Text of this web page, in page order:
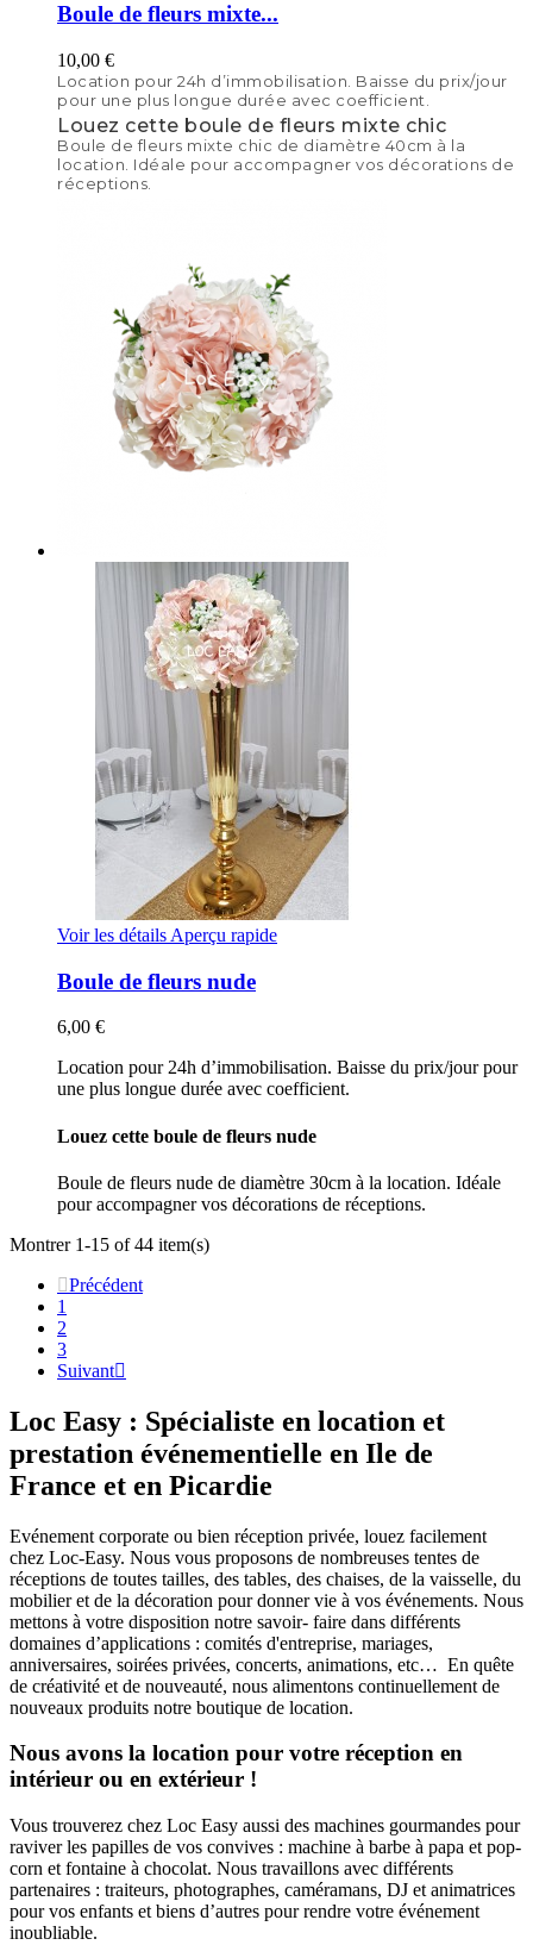
Boule de fleurs mixte...
10,00 €
Location pour 24h d’immobilisation. Baisse du prix/jour
pour une plus longue durée avec coefficient.
Louez cette boule de fleurs mixte chic
Boule de fleurs mixte chic de diamètre 40cm à la
location. Idéale pour accompagner vos décorations de
réceptions.
Voir les détails Aperçu rapide
Boule de fleurs nude
6,00 €
Location pour 24h d’immobilisation. Baisse du prix/jour pour
une plus longue durée avec coefficient.
Louez cette boule de fleurs nude
Boule de fleurs nude de diamètre 30cm à la location. Idéale
pour accompagner vos décorations de réceptions.
Montrer 1-15 of 44 item(s)
Précédent
1
2
3
Suivant
Loc Easy : Spécialiste en location et
prestation événementielle en Ile de
France et en Picardie
Evénement corporate ou bien réception privée, louez facilement
chez Loc-Easy. Nous vous proposons de nombreuses tentes de
réceptions de toutes tailles, des tables, des chaises, de la vaisselle, du
mobilier et de la décoration pour donner vie à vos événements. Nous
mettons à votre disposition notre savoir- faire dans différents
domaines d’applications : comités d'entreprise, mariages,
anniversaires, soirées privées, concerts, animations, etc… En quête
de créativité et de nouveauté, nous alimentons continuellement de
nouveaux produits notre boutique de location.
Nous avons la location pour votre réception en
intérieur ou en extérieur !
Vous trouverez chez Loc Easy aussi des machines gourmandes pour
raviver les papilles de vos convives : machine à barbe à papa et pop-
corn et fontaine à chocolat. Nous travaillons avec différents
partenaires : traiteurs, photographes, caméramans, DJ et animatrices
pour vos enfants et biens d’autres pour rendre votre événement
inoubliable.